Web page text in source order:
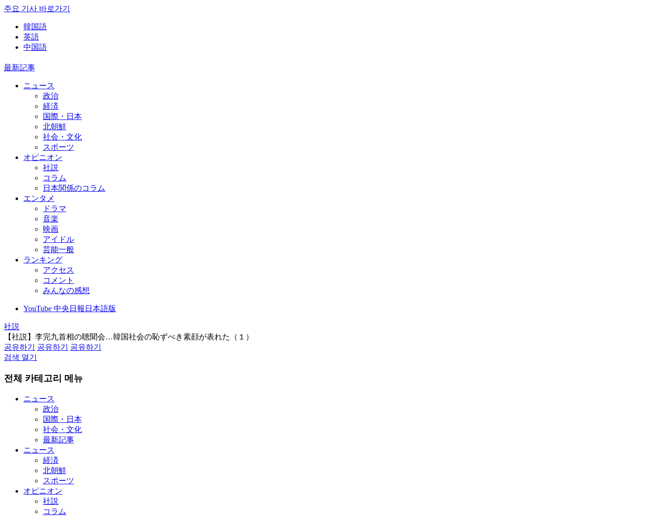
주요 기사 바로가기
韓国語
英語
中国語
最新記事
ニュース
政治
経済
国際・日本
北朝鮮
社会・文化
スポーツ
オピニオン
社説
コラム
日本関係のコラム
エンタメ
ドラマ
音楽
映画
アイドル
芸能一般
ランキング
アクセス
コメント
みんなの感想
YouTube 中央日報日本語版
社説
【社説】李完九首相の聴聞会…韓国社会の恥ずべき素顔が表れた（１）
공유하기
공유하기
공유하기
검색 열기
전체 카테고리 메뉴
ニュース
政治
国際・日本
社会・文化
最新記事
ニュース
経済
北朝鮮
スポーツ
オピニオン
社説
コラム